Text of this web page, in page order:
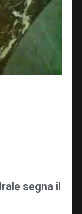
segna il